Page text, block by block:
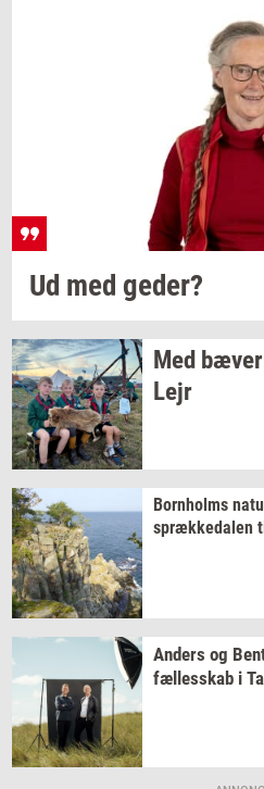
Ud med geder?
Med
Lejr
Born­holms
spræk­ke­da­len
An­ders og
fæl­les­skab i